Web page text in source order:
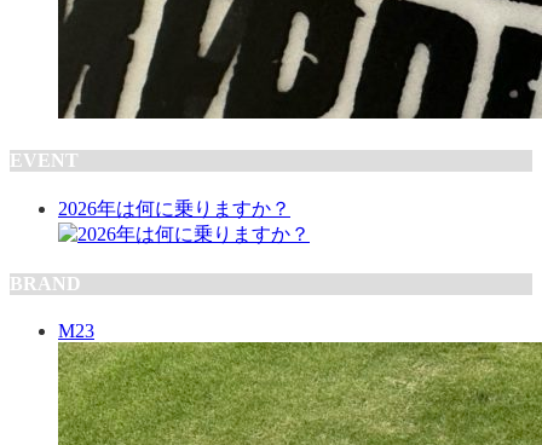
EVENT
2026年は何に乗りますか？
BRAND
M23